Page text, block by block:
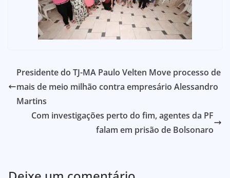
Presidente do TJ-MA Paulo Velten Move processo de
mais de meio milhão contra empresário Alessandro
Martins
Com investigações perto do fim, agentes da PF
falam em prisão de Bolsonaro